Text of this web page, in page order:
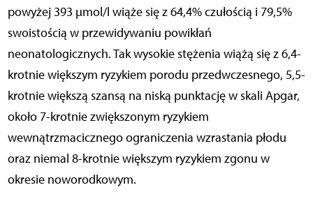
powyżej 393 μmol/l wiąże się z 64,4% czułością i 79,5%
swoistością w przewidywaniu powikłań
neonatologicznych. Tak wysokie stężenia wiążą się z 6,4-
krotnie większym ryzykiem porodu przedwczesnego, 5,5-
krotnie większą szansą na niską punktację w skali Apgar,
około 7-krotnie zwiększonym ryzykiem
wewnątrzmacicznego ograniczenia wzrastania płodu
oraz niemal 8-krotnie większym ryzykiem zgonu w
okresie noworodkowym.